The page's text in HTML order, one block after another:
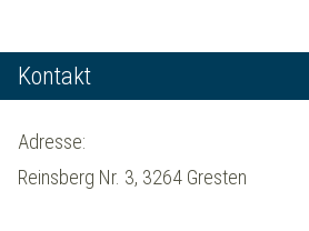
Kontakt
Adresse:
Reinsberg Nr. 3, 3264 Gresten